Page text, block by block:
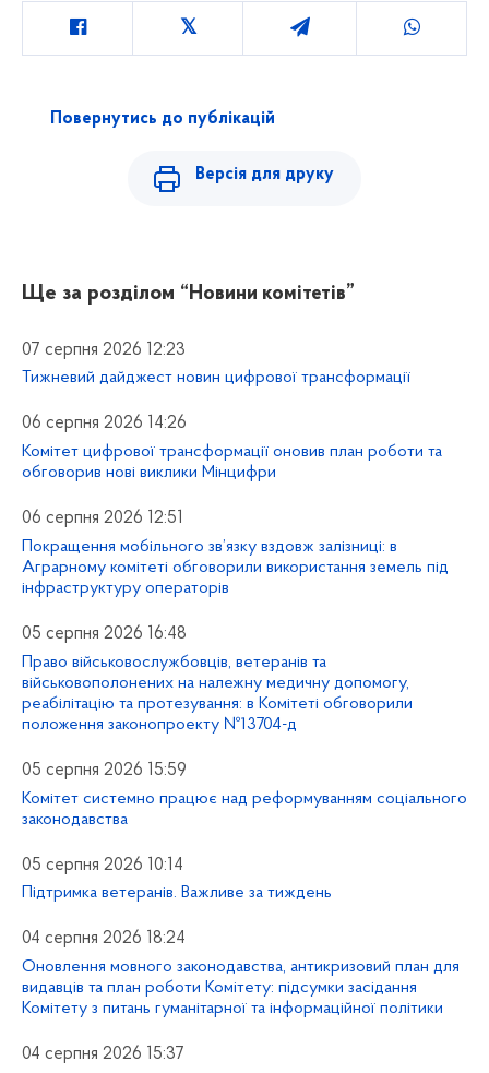
Повернутись до публікацій
Версія для друку
Ще за розділом “Новини комітетів”
07 серпня 2026 12:23
Тижневий дайджест новин цифрової трансформації
06 серпня 2026 14:26
Комітет цифрової трансформації оновив план роботи та
обговорив нові виклики Мінцифри
06 серпня 2026 12:51
Покращення мобільного зв’язку вздовж залізниці: в
Аграрному комітеті обговорили використання земель під
інфраструктуру операторів
05 серпня 2026 16:48
Право військовослужбовців, ветеранів та
військовополонених на належну медичну допомогу,
реабілітацію та протезування: в Комітеті обговорили
положення законопроекту №13704-д
05 серпня 2026 15:59
Комітет системно працює над реформуванням соціального
законодавства
05 серпня 2026 10:14
Підтримка ветеранів. Важливе за тиждень
04 серпня 2026 18:24
Оновлення мовного законодавства, антикризовий план для
видавців та план роботи Комітету: підсумки засідання
Комітету з питань гуманітарної та інформаційної політики
04 серпня 2026 15:37